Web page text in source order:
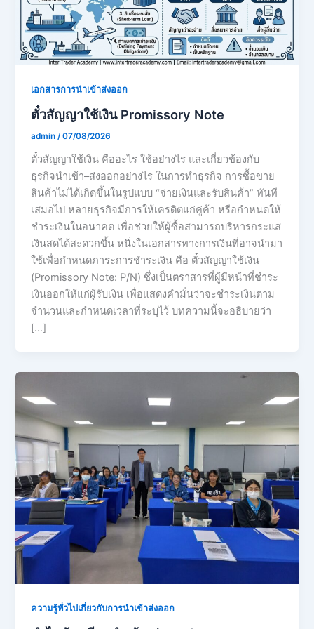
เอกสารการนำเข้าส่งออก
ตั๋วสัญญาใช้เงิน Promissory Note
admin/07/08/2026
ตั๋วสัญญาใช้เงิน คืออะไร ใช้อย่างไร และเกี่ยวข้องกับ
ธุรกิจนำเข้า–ส่งออกอย่างไร ในการทำธุรกิจ การซื้อขาย
สินค้าไม่ได้เกิดขึ้นในรูปแบบ “จ่ายเงินและรับสินค้า” ทันที
เสมอไป หลายธุรกิจมีการให้เครดิตแก่คู่ค้า หรือกำหนดให้
ชำระเงินในอนาคต เพื่อช่วยให้ผู้ซื้อสามารถบริหารกระแส
เงินสดได้สะดวกขึ้น หนึ่งในเอกสารทางการเงินที่อาจนำมา
ใช้เพื่อกำหนดภาระการชำระเงิน คือ ตั๋วสัญญาใช้เงิน
(Promissory Note: P/N) ซึ่งเป็นตราสารที่ผู้มีหน้าที่ชำระ
เงินออกให้แก่ผู้รับเงิน เพื่อแสดงคำมั่นว่าจะชำระเงินตาม
จำนวนและกำหนดเวลาที่ระบุไว้ บทความนี้จะอธิบายว่า
[…]
ความรู้ทั่วไปเกี่ยวกับการนำเข้าส่งออก